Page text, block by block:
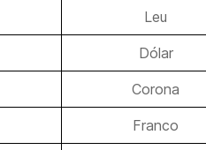
Leu
Dólar
Corona
Franco